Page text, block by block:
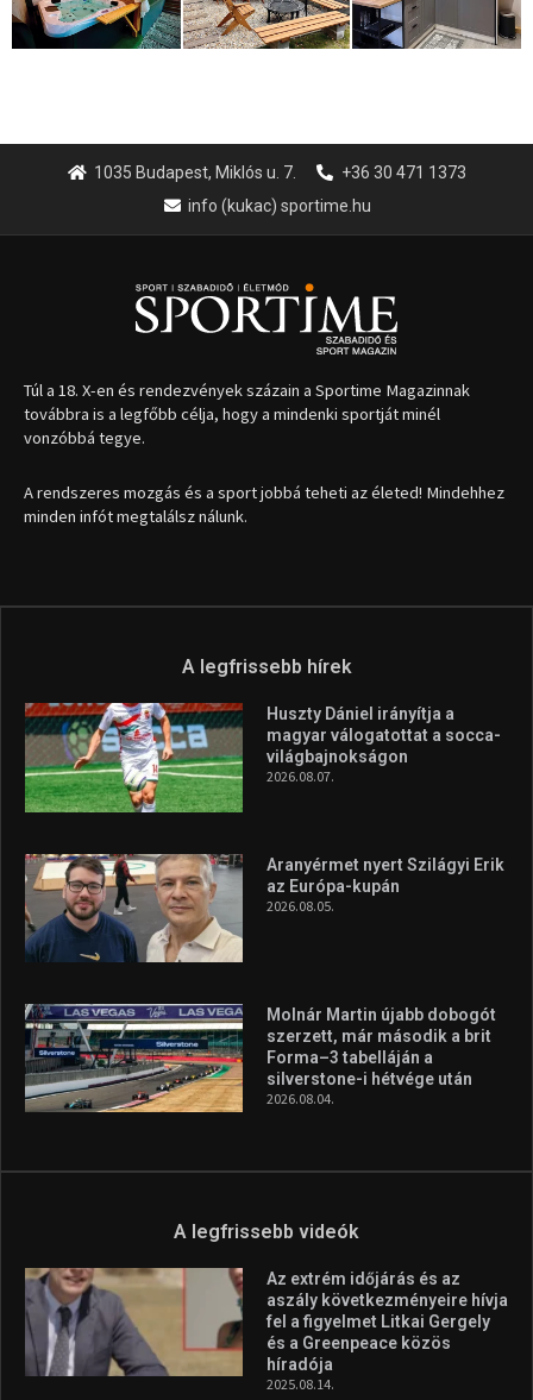
1035 Budapest, Miklós u. 7.
+36 30 471 1373
info (kukac) sportime.hu
Túl a 18. X-en és rendezvények százain a Sportime Magazinnak
továbbra is a legfőbb célja, hogy a mindenki sportját minél
vonzóbbá tegye.
A rendszeres mozgás és a sport jobbá teheti az életed! Mindehhez
minden infót megtalálsz nálunk.
A legfrissebb hírek
Huszty Dániel irányítja a
magyar válogatottat a socca-
világbajnokságon
2026.08.07.
Aranyérmet nyert Szilágyi Erik
az Európa-kupán
2026.08.05.
Molnár Martin újabb dobogót
szerzett, már második a brit
Forma–3 tabelláján a
silverstone-i hétvége után
2026.08.04.
A legfrissebb videók
Az extrém időjárás és az
aszály következményeire hívja
fel a figyelmet Litkai Gergely
és a Greenpeace közös
híradója
2025.08.14.